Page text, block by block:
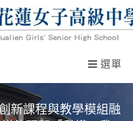
選單
新課程與教學模組融